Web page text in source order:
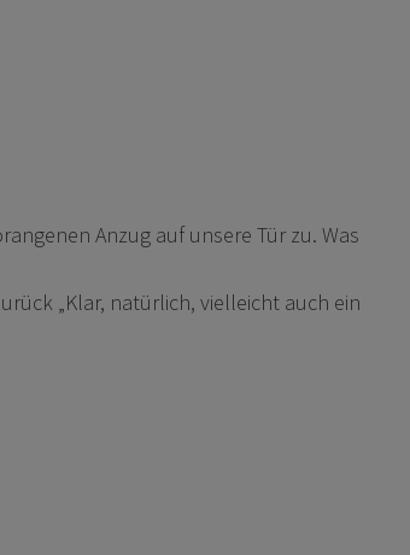
Anzug auf unsere Tür zu. Was
„Klar, natürlich, vielleicht auch ein